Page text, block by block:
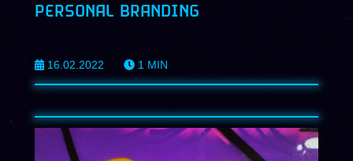
PERSONAL BRANDING
16.02.2022 1 MIN